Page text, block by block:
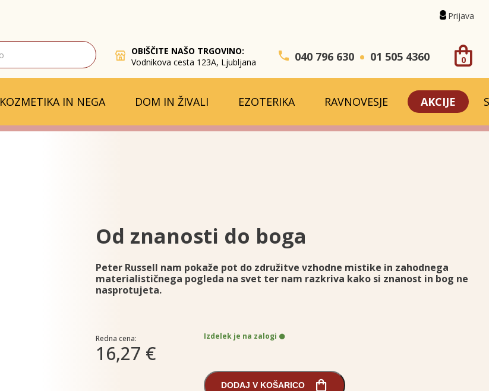
OBIŠČITE NAŠO TRGOVINO:
Vodnikova cesta 123A, Ljubljana
040 796 630 01 505 4360 0
Prijava
KOZMETIKA IN NEGA DOM IN ŽIVALI EZOTERIKA RAVNOVESJE AKCIJE
Od znanosti do boga
Peter Russell nam pokaže pot do združitve vzhodne mistike in zahodnega
materialističnega pogleda na svet ter nam razkriva kako si znanost in bog ne
nasprotujeta.
Redna cena:
16,27 €
Izdelek je na zalogi
DODAJ V KOŠARICO